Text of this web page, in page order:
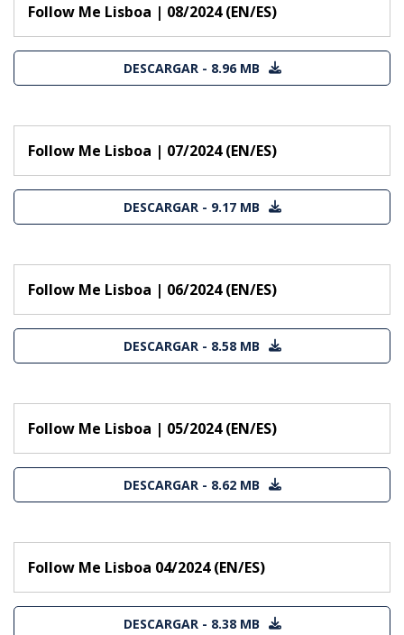
Follow Me Lisboa | 08/2024 (EN/ES)
DESCARGAR - 8.96 MB
Follow Me Lisboa | 07/2024 (EN/ES)
DESCARGAR - 9.17 MB
Follow Me Lisboa | 06/2024 (EN/ES)
DESCARGAR - 8.58 MB
Follow Me Lisboa | 05/2024 (EN/ES)
DESCARGAR - 8.62 MB
Follow Me Lisboa 04/2024 (EN/ES)
DESCARGAR - 8.38 MB